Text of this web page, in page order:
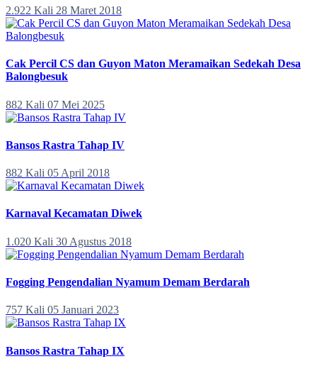
2.922 Kali 28 Maret 2018
Cak Percil CS dan Guyon Maton Meramaikan Sedekah Desa
Balongbesuk
882 Kali 07 Mei 2025
Bansos Rastra Tahap IV
882 Kali 05 April 2018
Karnaval Kecamatan Diwek
1.020 Kali 30 Agustus 2018
Fogging Pengendalian Nyamum Demam Berdarah
757 Kali 05 Januari 2023
Bansos Rastra Tahap IX